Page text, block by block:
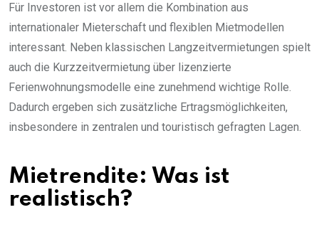
Für Investoren ist vor allem die Kombination aus
internationaler Mieterschaft und flexiblen Mietmodellen
interessant. Neben klassischen Langzeitvermietungen spielt
auch die Kurzzeitvermietung über lizenzierte
Ferienwohnungsmodelle eine zunehmend wichtige Rolle.
Dadurch ergeben sich zusätzliche Ertragsmöglichkeiten,
insbesondere in zentralen und touristisch gefragten Lagen.
Mietrendite: Was ist
realistisch?